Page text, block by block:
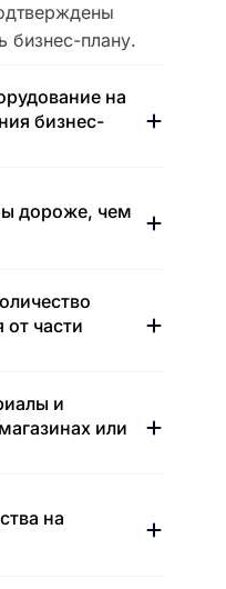
бизнес-плану.
на
бизнес-
дороже, чем
от части
и
или
на